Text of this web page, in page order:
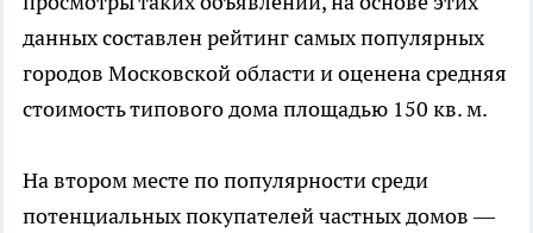
данных составлен рейтинг самых популярных
городов Московской области и оценена средняя
стоимость типового дома площадью 150 кв. м.
На втором месте по популярности среди
потенциальных покупателей частных домов —